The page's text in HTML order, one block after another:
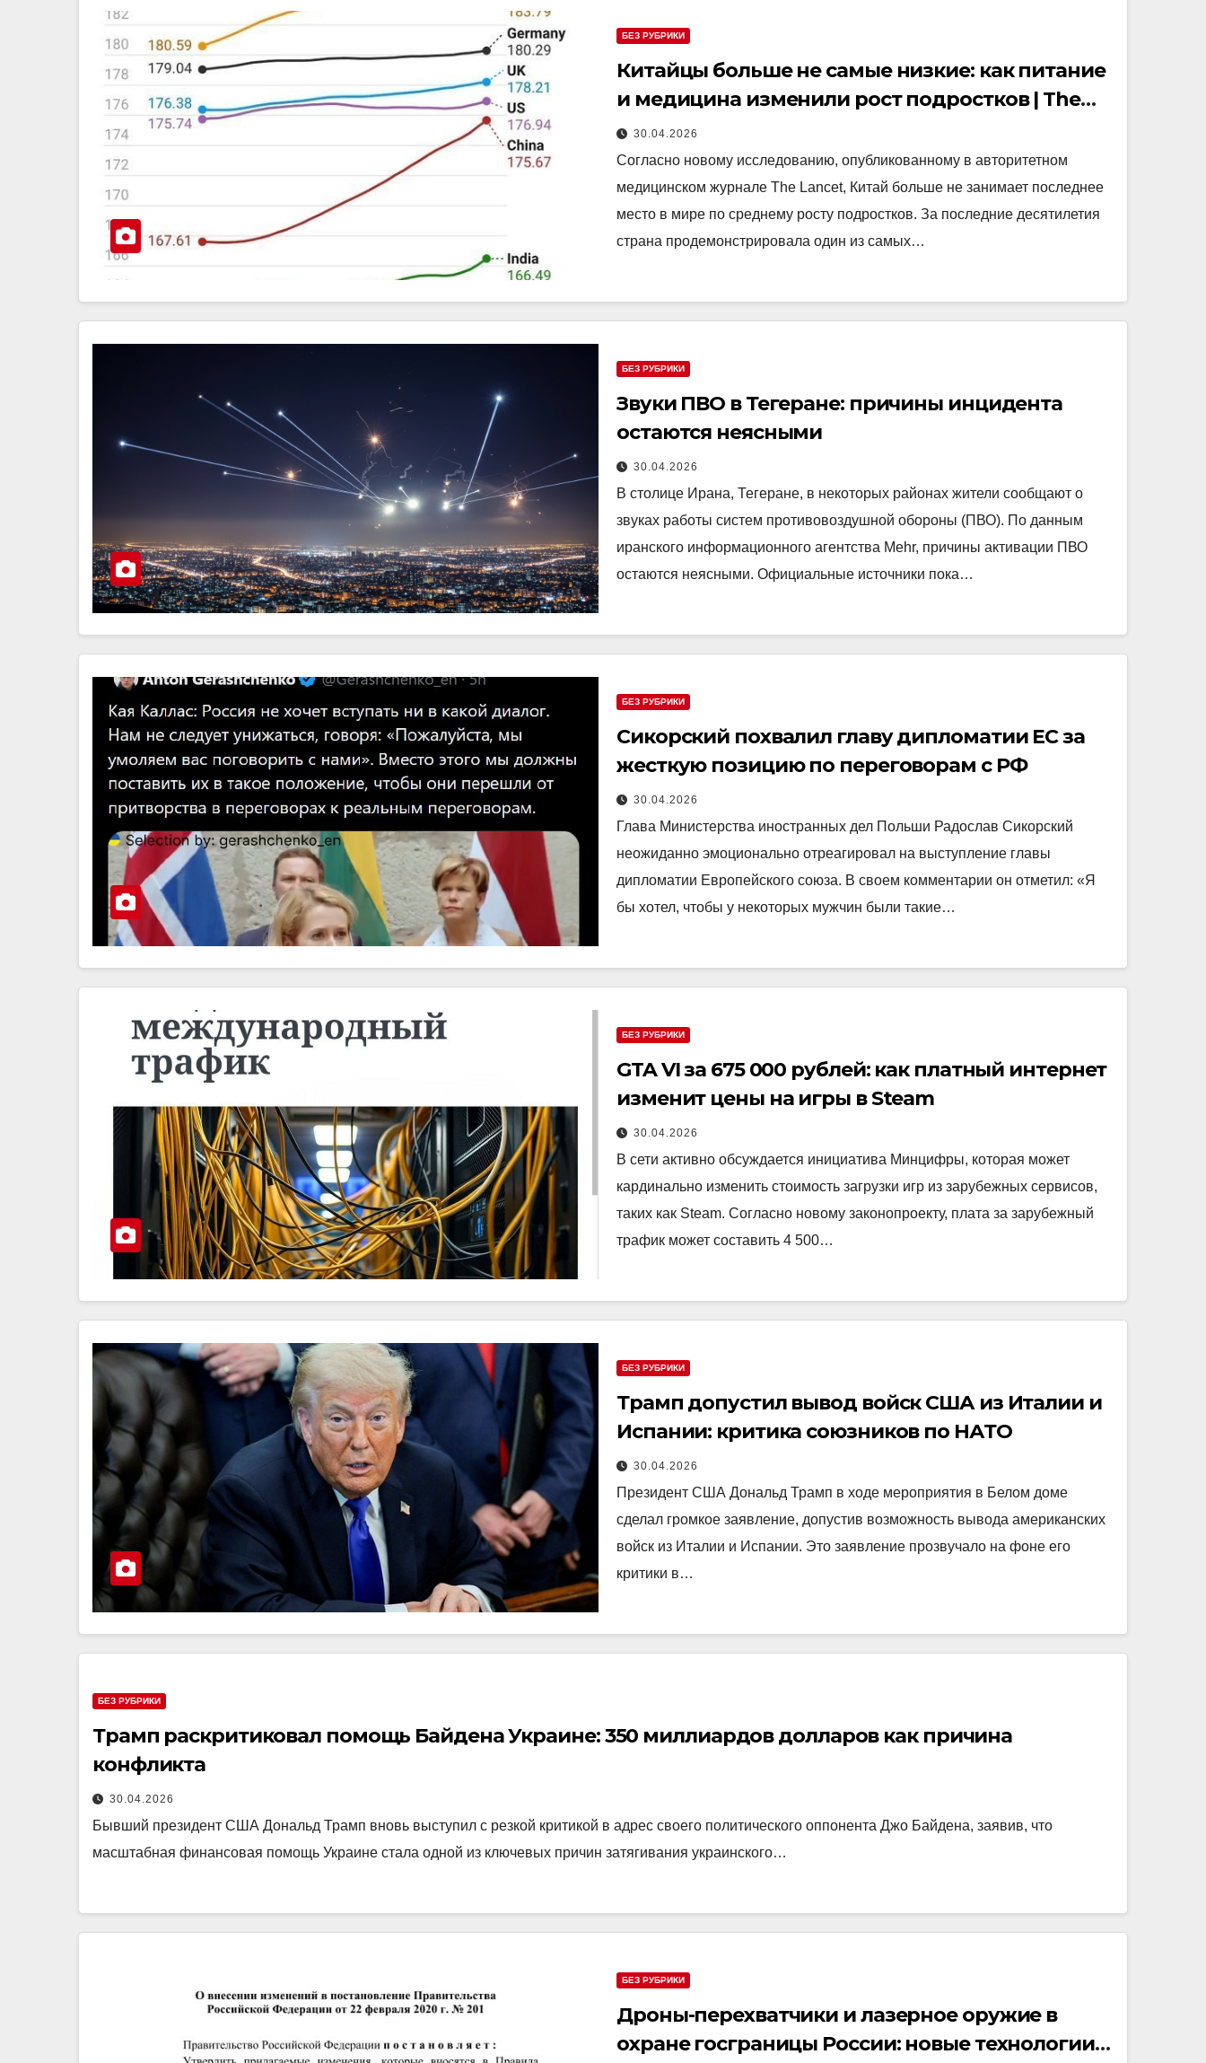
БЕЗ РУБРИКИ
Китайцы больше не самые низкие: как питание
и медицина изменили рост подростков | The
Lancet
30.04.2026
Согласно новому исследованию, опубликованному в авторитетном
медицинском журнале The Lancet, Китай больше не занимает последнее
место в мире по среднему росту подростков. За последние десятилетия
страна продемонстрировала один из самых…
БЕЗ РУБРИКИ
Звуки ПВО в Тегеране: причины инцидента
остаются неясными
30.04.2026
В столице Ирана, Тегеране, в некоторых районах жители сообщают о
звуках работы систем противовоздушной обороны (ПВО). По данным
иранского информационного агентства Mehr, причины активации ПВО
остаются неясными. Официальные источники пока…
БЕЗ РУБРИКИ
Сикорский похвалил главу дипломатии ЕС за
жесткую позицию по переговорам с РФ
30.04.2026
Глава Министерства иностранных дел Польши Радослав Сикорский
неожиданно эмоционально отреагировал на выступление главы
дипломатии Европейского союза. В своем комментарии он отметил: «Я
бы хотел, чтобы у некоторых мужчин были такие…
БЕЗ РУБРИКИ
GTA VI за 675 000 рублей: как платный интернет
изменит цены на игры в Steam
30.04.2026
В сети активно обсуждается инициатива Минцифры, которая может
кардинально изменить стоимость загрузки игр из зарубежных сервисов,
таких как Steam. Согласно новому законопроекту, плата за зарубежный
трафик может составить 4 500…
БЕЗ РУБРИКИ
Трамп допустил вывод войск США из Италии и
Испании: критика союзников по НАТО
30.04.2026
Президент США Дональд Трамп в ходе мероприятия в Белом доме
сделал громкое заявление, допустив возможность вывода американских
войск из Италии и Испании. Это заявление прозвучало на фоне его
критики в…
БЕЗ РУБРИКИ
Трамп раскритиковал помощь Байдена Украине: 350 миллиардов долларов как причина
конфликта
30.04.2026
Бывший президент США Дональд Трамп вновь выступил с резкой критикой в адрес своего политического оппонента Джо Байдена, заявив, что
масштабная финансовая помощь Украине стала одной из ключевых причин затягивания украинского…
БЕЗ РУБРИКИ
Дроны-перехватчики и лазерное оружие в
охране госграницы России: новые технологии